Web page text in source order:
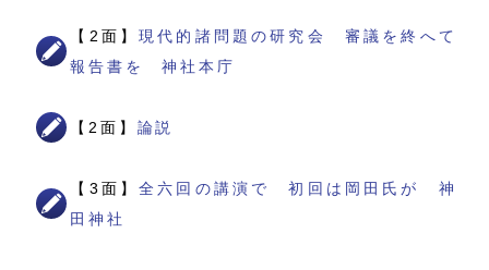
【2面】現代的諸問題の研究会 審議を終へて
報告書を 神社本庁
【2面】 論説
【3面】全六回の講演で 初回は岡田氏が 神
田神社